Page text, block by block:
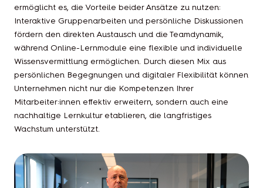
ermöglicht es, die Vorteile beider Ansätze zu nutzen:
Interaktive Gruppenarbeiten und persönliche Diskussionen
fördern den direkten Austausch und die Teamdynamik,
während Online-Lernmodule eine flexible und individuelle
Wissensvermittlung ermöglichen. Durch diesen Mix aus
persönlichen Begegnungen und digitaler Flexibilität können
Unternehmen nicht nur die Kompetenzen Ihrer
Mitarbeiter:innen effektiv erweitern, sondern auch eine
nachhaltige Lernkultur etablieren, die langfristiges
Wachstum unterstützt.